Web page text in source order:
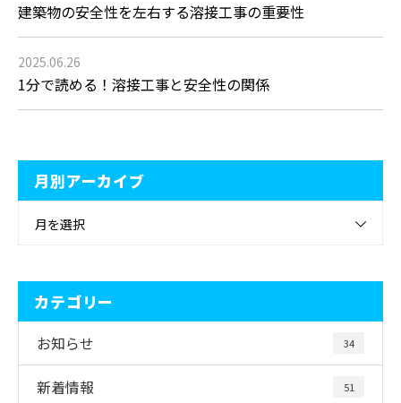
建築物の安全性を左右する溶接工事の重要性
2025.06.26
1分で読める！溶接工事と安全性の関係
月別アーカイブ
月を選択
カテゴリー
お知らせ 34
新着情報 51